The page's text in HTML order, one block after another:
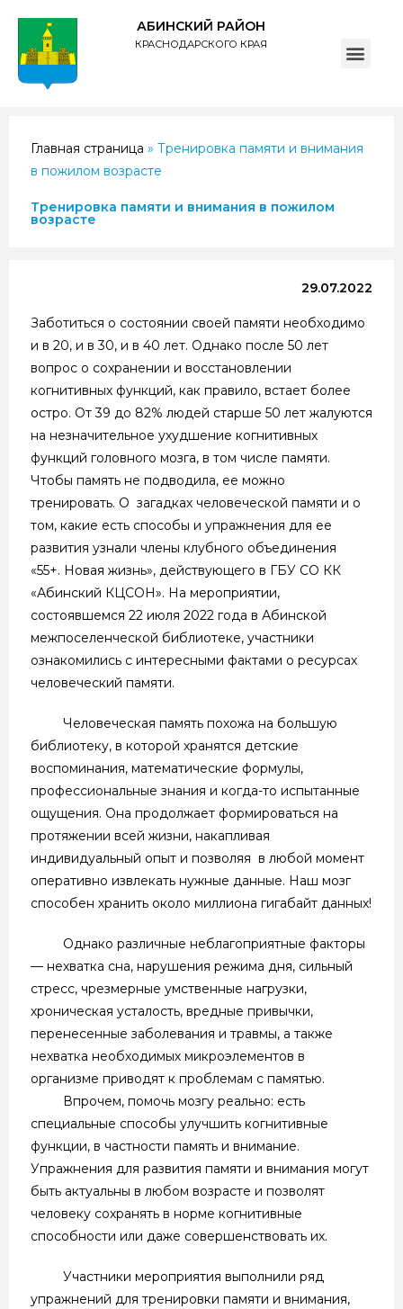
АБИНСКИЙ РАЙОН
КРАСНОДАРСКОГО КРАЯ
Главная страница » Тренировка памяти и внимания
в пожилом возрасте
Тренировка памяти и внимания в пожилом
возрасте
29.07.2022
Заботиться о состоянии своей памяти необходимо
и в 20, и в 30, и в 40 лет. Однако после 50 лет
вопрос о сохранении и восстановлении
когнитивных функций, как правило, встает более
остро. От 39 до 82% людей старше 50 лет жалуются
на незначительное ухудшение когнитивных
функций головного мозга, в том числе памяти.
Чтобы память не подводила, ее можно
тренировать. О загадках человеческой памяти и о
том, какие есть способы и упражнения для ее
развития узнали члены клубного объединения
«55+. Новая жизнь», действующего в ГБУ СО КК
«Абинский КЦСОН». На мероприятии,
состоявшемся 22 июля 2022 года в Абинской
межпоселенческой библиотеке, участники
ознакомились с интересными фактами о ресурсах
человеческий памяти.
Человеческая память похожа на большую
библиотеку, в которой хранятся детские
воспоминания, математические формулы,
профессиональные знания и когда-то испытанные
ощущения. Она продолжает формироваться на
протяжении всей жизни, накапливая
индивидуальный опыт и позволяя в любой момент
оперативно извлекать нужные данные. Наш мозг
способен хранить около миллиона гигабайт данных!
Однако различные неблагоприятные факторы
— нехватка сна, нарушения режима дня, сильный
стресс, чрезмерные умственные нагрузки,
хроническая усталость, вредные привычки,
перенесенные заболевания и травмы, а также
нехватка необходимых микроэлементов в
организме приводят к проблемам с памятью.
Впрочем, помочь мозгу реально: есть
специальные способы улучшить когнитивные
функции, в частности память и внимание.
Упражнения для развития памяти и внимания могут
быть актуальны в любом возрасте и позволят
человеку сохранять в норме когнитивные
способности или даже совершенствовать их.
Участники мероприятия выполнили ряд
упражнений для тренировки памяти и внимания,